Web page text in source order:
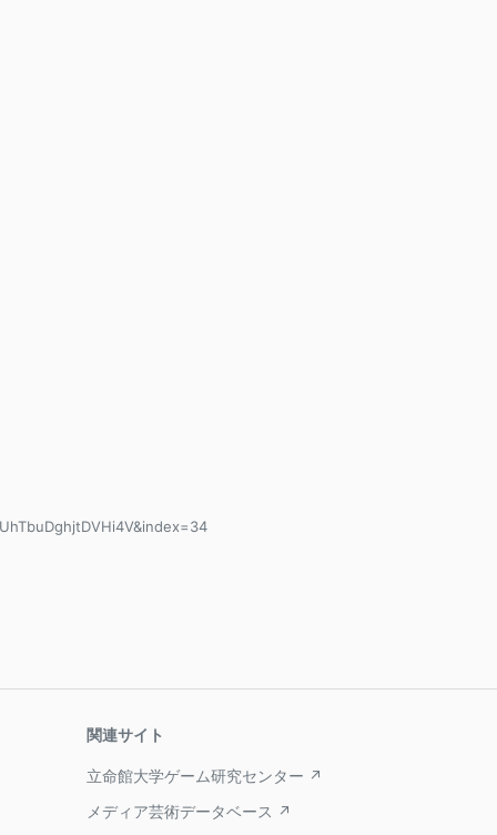
関連サイト
立命館大学ゲーム研究センター ↗
メディア芸術データベース ↗